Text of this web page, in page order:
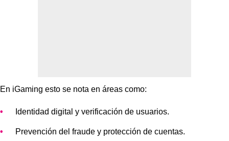
En iGaming esto se nota en áreas como:
Identidad digital y verificación de usuarios.
Prevención del fraude y protección de cuentas.